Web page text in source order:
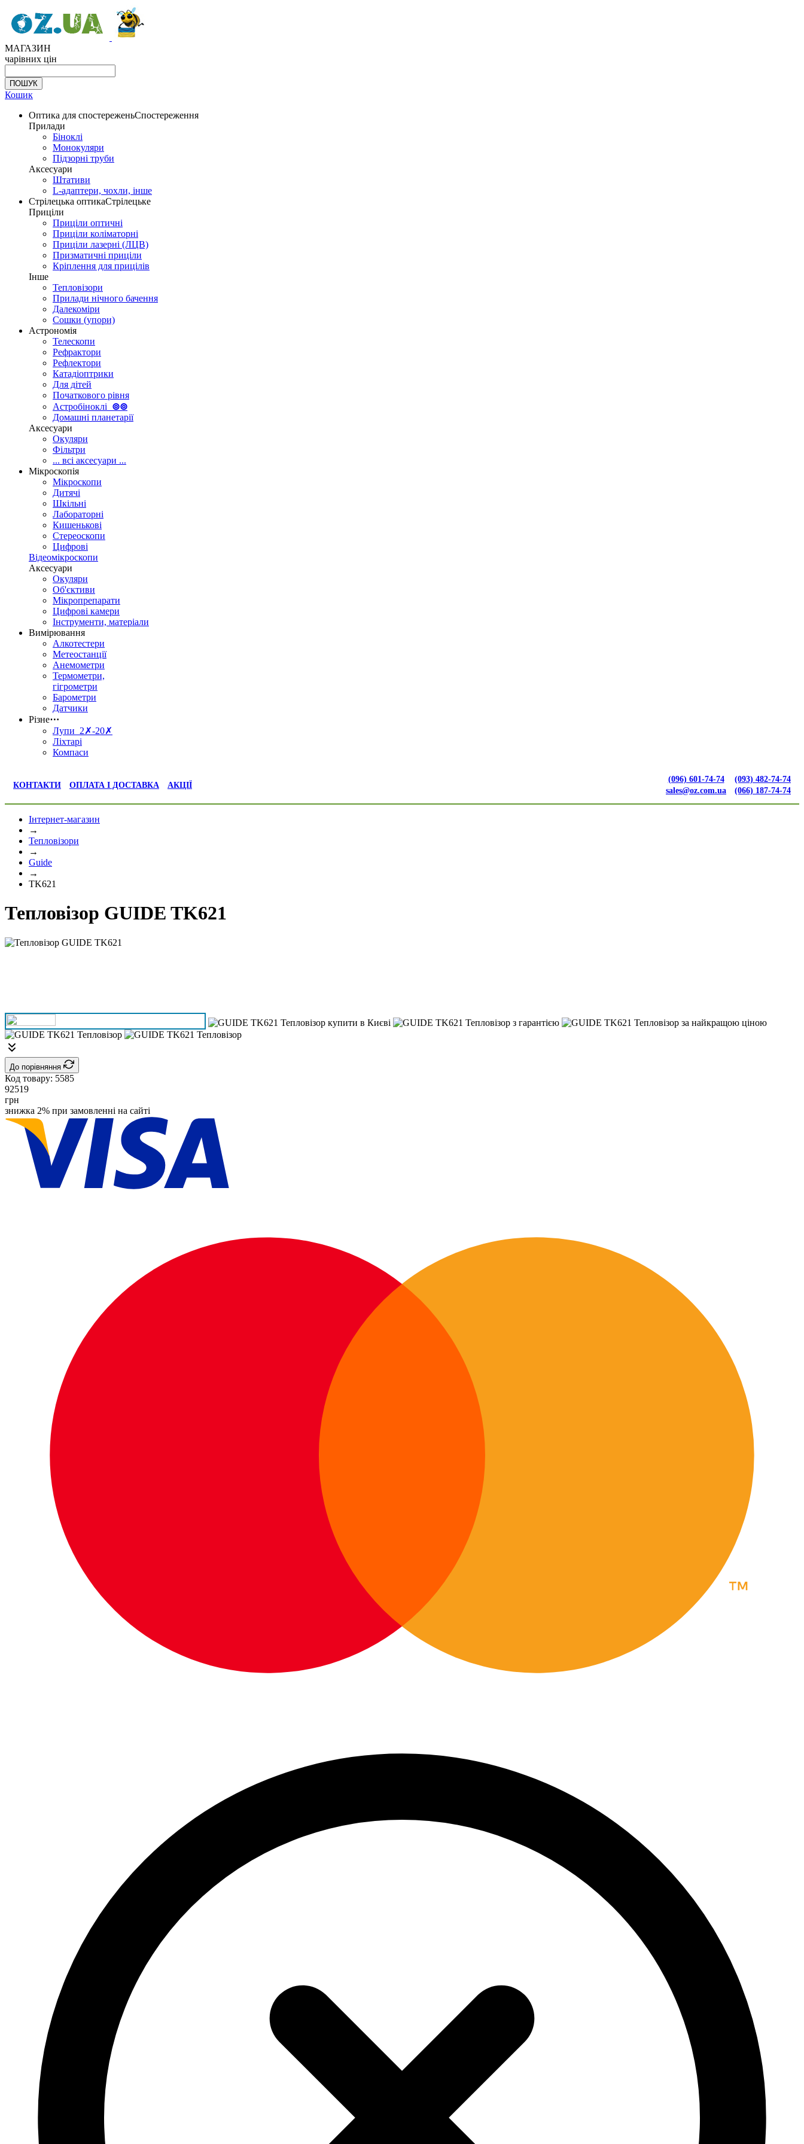
МАГАЗИН
чарівних цін
Кошик
Оптика для спостереженьСпостереження
Прилади
Біноклі
Монокуляри
Підзорні труби
Аксесуари
Штативи
L-адаптери, чохли, інше
Стрілецька оптикаСтрілецьке
Приціли
Приціли оптичні
Приціли коліматорні
Приціли лазерні (ЛЦВ)
Призматичні приціли
Кріплення для прицілів
Інше
Тепловізори
Прилади нічного бачення
Далекоміри
Сошки (упори)
Астрономія
Телескопи
Рефрактори
Рефлектори
Катадіоптрики
Для дітей
Початкового рівня
Астробіноклі ⊚⊚
Домашні планетарії
Аксесуари
Окуляри
Фільтри
... всі аксесуари ...
Мікроскопія
Мікроскопи
Дитячі
Шкільні
Лабораторні
Кишенькові
Стереоскопи
Цифрові
Відеомікроскопи
Аксесуари
Окуляри
Об'єктиви
Мікропрепарати
Цифрові камери
Інструменти, матеріали
Вимірювання
Алкотестери
Метеостанції
Анемометри
Термометри,
гігрометри
Барометри
Датчики
Різне⋯
Лупи 2✗-20✗
Ліхтарі
Компаси
КОНТАКТИ ОПЛАТА І ДОСТАВКА АКЦІЇ
(096) 601-74-74
sales@oz.com.ua
(093) 482-74-74
(066) 187-74-74
Інтернет-магазин
→
Тепловізори
→
Guide
→
TK621
Тепловізор GUIDE TK621
До порівняння
Код товару: 5585
92519
грн
знижка 2% при замовленні на сайті